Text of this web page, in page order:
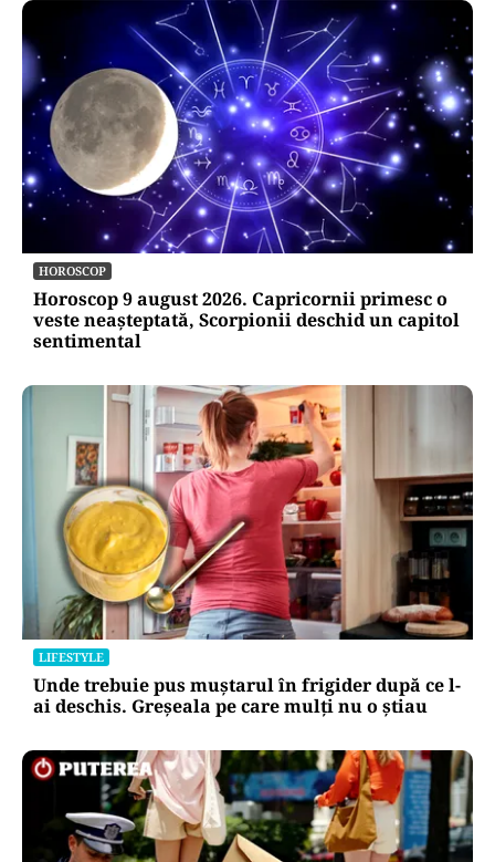
HOROSCOP
Horoscop 9 august 2026. Capricornii primesc o
veste neașteptată, Scorpionii deschid un capitol
sentimental
LIFESTYLE
Unde trebuie pus muștarul în frigider după ce l-
ai deschis. Greșeala pe care mulți nu o știau